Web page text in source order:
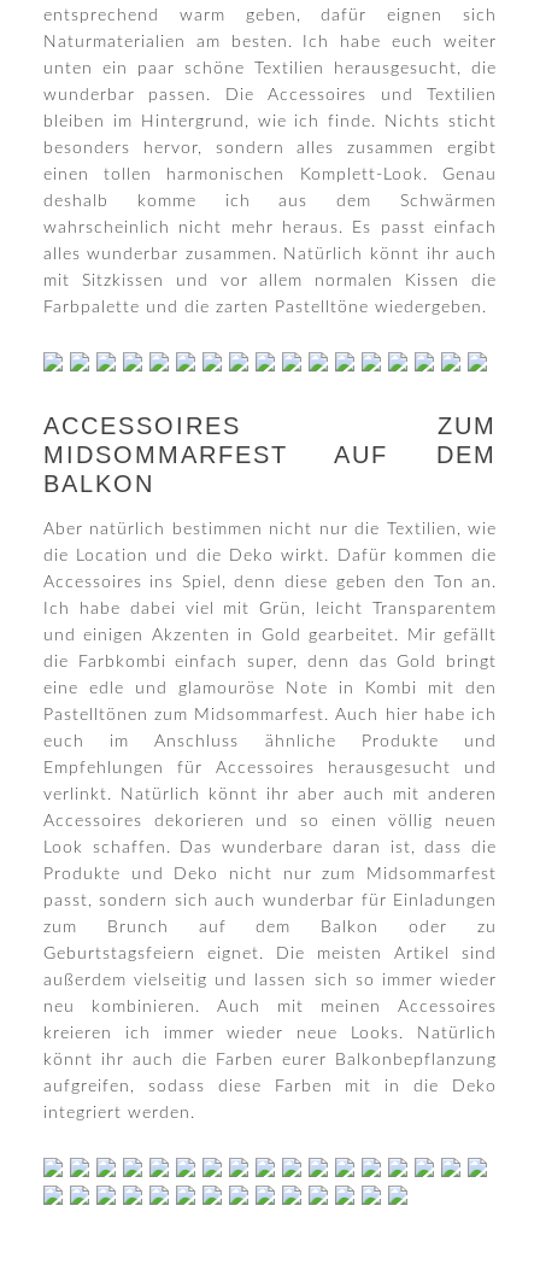
entsprechend warm geben, dafür eignen sich
Naturmaterialien am besten. Ich habe euch weiter
unten ein paar schöne Textilien herausgesucht, die
wunderbar passen. Die Accessoires und Textilien
bleiben im Hintergrund, wie ich finde. Nichts sticht
besonders hervor, sondern alles zusammen ergibt
einen tollen harmonischen Komplett-Look. Genau
deshalb komme ich aus dem Schwärmen
wahrscheinlich nicht mehr heraus. Es passt einfach
alles wunderbar zusammen. Natürlich könnt ihr auch
mit Sitzkissen und vor allem normalen Kissen die
Farbpalette und die zarten Pastelltöne wiedergeben.
ACCESSOIRES ZUM
MIDSOMMARFEST AUF DEM
BALKON
Aber natürlich bestimmen nicht nur die Textilien, wie
die Location und die Deko wirkt. Dafür kommen die
Accessoires ins Spiel, denn diese geben den Ton an.
Ich habe dabei viel mit Grün, leicht Transparentem
und einigen Akzenten in Gold gearbeitet. Mir gefällt
die Farbkombi einfach super, denn das Gold bringt
eine edle und glamouröse Note in Kombi mit den
Pastelltönen zum Midsommarfest. Auch hier habe ich
euch im Anschluss ähnliche Produkte und
Empfehlungen für Accessoires herausgesucht und
verlinkt. Natürlich könnt ihr aber auch mit anderen
Accessoires dekorieren und so einen völlig neuen
Look schaffen. Das wunderbare daran ist, dass die
Produkte und Deko nicht nur zum Midsommarfest
passt, sondern sich auch wunderbar für Einladungen
zum Brunch auf dem Balkon oder zu
Geburtstagsfeiern eignet. Die meisten Artikel sind
außerdem vielseitig und lassen sich so immer wieder
neu kombinieren. Auch mit meinen Accessoires
kreieren ich immer wieder neue Looks. Natürlich
könnt ihr auch die Farben eurer Balkonbepflanzung
aufgreifen, sodass diese Farben mit in die Deko
integriert werden.